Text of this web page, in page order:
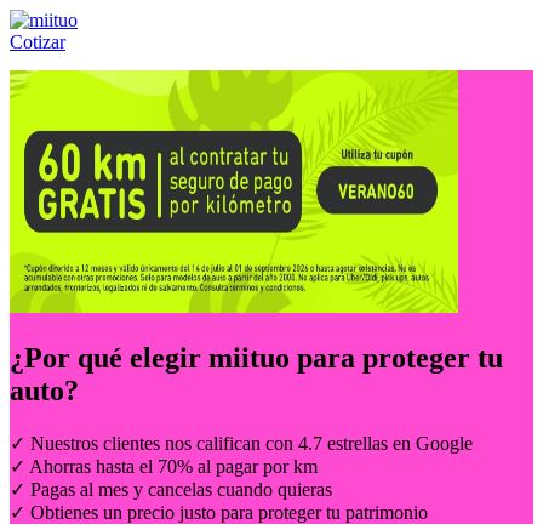
Cotizar
Llámanos al:(55) 84-21-05-00 ó
¿Por qué elegir miituo para proteger tu
auto?
✓ Nuestros clientes nos califican con 4.7 estrellas en Google
✓ Ahorras hasta el 70% al pagar por km
✓ Pagas al mes y cancelas cuando quieras
✓ Obtienes un precio justo para proteger tu patrimonio